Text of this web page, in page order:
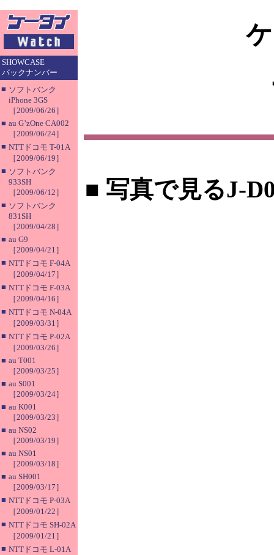
SHOWCASE
バックナンバー
■ ソフトバンク
iPhone 3GS
［2009/06/26］
■ au G’zOne CA002
［2009/06/24］
■ NTTドコモ T-01A
［2009/06/19］
■ ソフトバンク
933SH
［2009/06/12］
■ ソフトバンク
831SH
［2009/04/28］
■ au G9
［2009/04/21］
■ NTTドコモ F-04A
［2009/04/17］
■ NTTドコモ F-03A
［2009/04/16］
■ NTTドコモ N-04A
［2009/03/31］
■ NTTドコモ P-02A
［2009/03/26］
■ au T001
［2009/03/25］
■ au S001
［2009/03/24］
■ au K001
［2009/03/23］
■ au NS02
［2009/03/19］
■ au NS01
［2009/03/18］
■ au SH001
［2009/03/17］
■ NTTドコモ P-03A
［2009/01/22］
■ NTTドコモ SH-02A
［2009/01/21］
■ NTTドコモ L-01A
■ 写真で見るJ-